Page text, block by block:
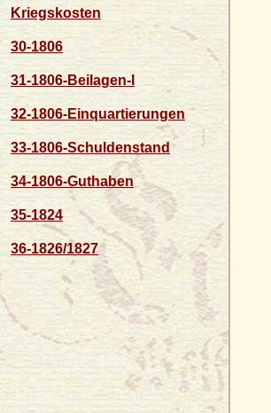
Kriegskosten
30-1806
31-1806-Beilagen-I
32-1806-Einquartierungen
33-1806-Schuldenstand
34-1806-Guthaben
35-1824
36-1826/1827